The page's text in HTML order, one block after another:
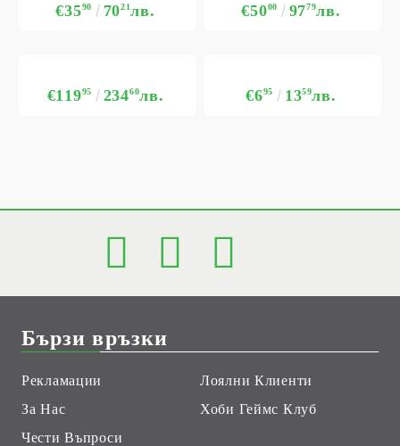
€3590 7021лв. €5000 9779лв.
€11995 23460лв. €695 1359лв.
Бързи връзки
Рекламации
За Нас
Чести Въпроси
Лоялни Клиенти
Хоби Геймс Клуб